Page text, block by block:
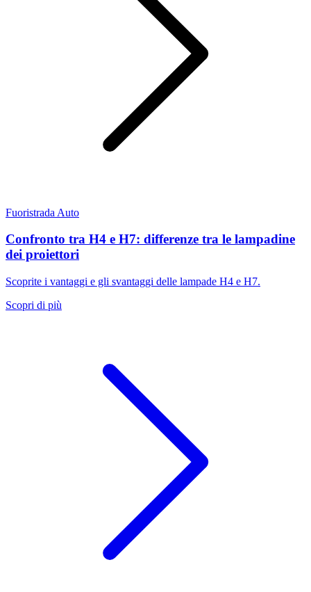
Fuoristrada Auto
Confronto tra H4 e H7: differenze tra le lampadine
dei proiettori
Scoprite i vantaggi e gli svantaggi delle lampade H4 e H7.
Scopri di più